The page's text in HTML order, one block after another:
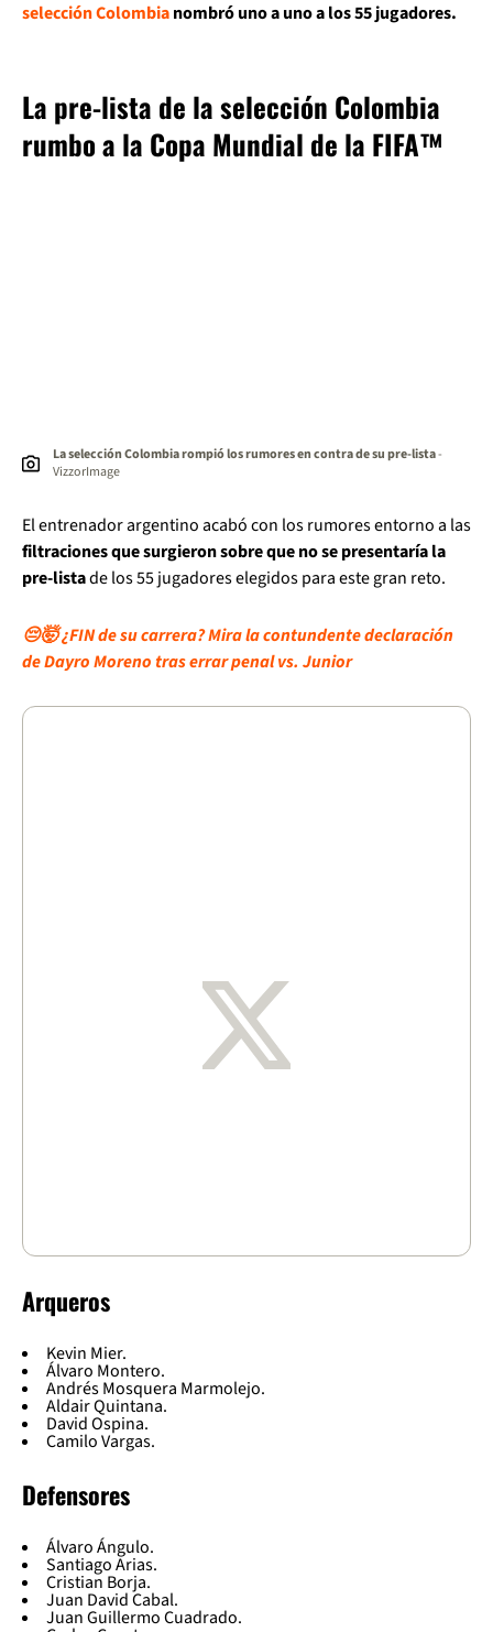
selección Colombianombró uno a uno a los 55 jugadores.
La pre-lista de la selección Colombia
rumbo a la Copa Mundial de la FIFA™
La selección Colombia rompió los rumores en contra de su pre-lista-
VizzorImage
El entrenador argentino acabó con los rumores entorno a las
filtraciones que surgieron sobre que no se presentaría la
pre-listade los 55 jugadores elegidos para este gran reto.
😔🤯 ¿FIN de su carrera? Mira la contundente declaración
de Dayro Moreno tras errar penal vs. Junior
Arqueros
Kevin Mier.
Álvaro Montero.
Andrés Mosquera Marmolejo.
Aldair Quintana.
David Ospina.
Camilo Vargas.
Defensores
Álvaro Ángulo.
Santiago Arias.
Cristian Borja.
Juan David Cabal.
Juan Guillermo Cuadrado.